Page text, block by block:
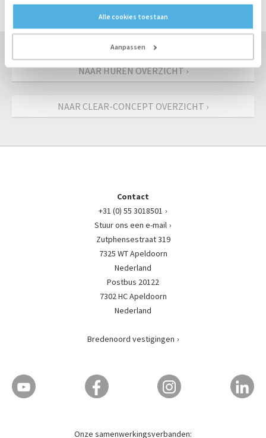
Alle cookies toestaan
Aanpassen
VRAAG OFFERTE AAN
NAAR HUREN OVERZICHT ›
NAAR CLEAR-CONCEPT OVERZICHT ›
Contact
+31 (0) 55 3018501
Stuur ons een e-mail
Zutphensestraat 319
7325 WT Apeldoorn
Nederland
Postbus 20122
7302 HC Apeldoorn
Nederland
Bredenoord vestigingen
Onze samenwerkingsverbanden: